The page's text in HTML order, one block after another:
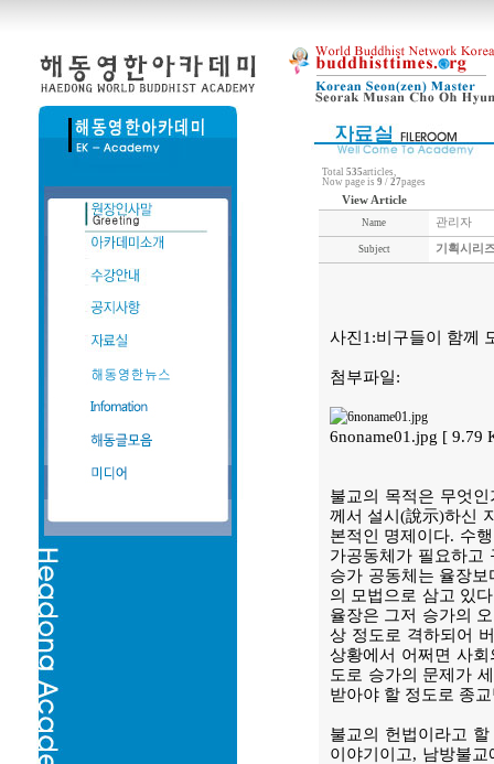
Total 535articles,
Now page is 9 / 27pages
View Article
Name 관리자
Subject 기획시리
사진1:비구들이 함께
첨부파일:
6noname01.jpg [ 9.79
불교의 목적은 무엇
께서 설시(說示)하신
본적인 명제이다. 수
가공동체가 필요하고
승가 공동체는 율장
의 모법으로 삼고 있
율장은 그저 승가의
상 정도로 격하되어
상황에서 어쩌면 사
도로 승가의 문제가
받아야 할 정도로 종
불교의 헌법이라고
이야기이고, 남방불